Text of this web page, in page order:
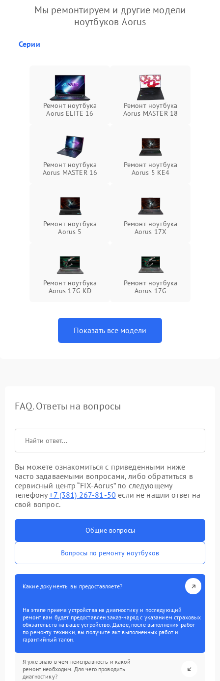
Мы ремонтируем и другие модели
ноутбуков Aorus
Серии
Ремонт ноутбука
Aorus ELITE 16
Ремонт ноутбука
Aorus MASTER 18
Ремонт ноутбука
Aorus MASTER 16
Ремонт ноутбука
Aorus 5 KE4
Ремонт ноутбука
Aorus 5
Ремонт ноутбука
Aorus 17X
Ремонт ноутбука
Aorus 17G KD
Ремонт ноутбука
Aorus 17G
Показать все модели
FAQ. Ответы на вопросы
Вы можете ознакомиться с приведенными ниже
часто задаваемыми вопросами, либо обратиться в
сервисный центр “FIX-Aorus” по следующему
телефону+7 (381) 267-81-50 если не нашли ответ на
свой вопрос.
Общие вопросы
Вопросы по ремонту ноутбуков
Какие документы вы предоставляете?
На этапе приема устройства на диагностику и последующий
ремонт вам будет предоставлен заказ-наряд с указанием страховых
обязательств на ваше устройство. Далее, после выполнения работ
по ремонту техники, вы получите акт выполненных работ и
гарантийный талон.
Я уже знаю в чем неисправность и какой
ремонт необходим. Для чего проводить
диагностику?